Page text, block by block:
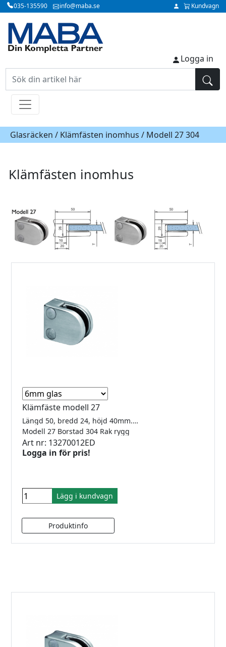
035-135590 info@maba.se Kundvagn
Logga in
Glasräcken / Klämfästen inomhus / Modell 27 304
Klämfästen inomhus
Klämfäste modell 27
Längd 50, bredd 24, höjd 40mm. För 6-10mm glas
Modell 27 Borstad 304 Rak rygg
Art nr: 13270012ED
Logga in för pris!
Lägg i kundvagn